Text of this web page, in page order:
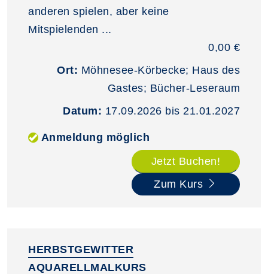
anderen spielen, aber keine
Mitspielenden ...
0,00 €
Ort: Möhnesee-Körbecke; Haus des
Gastes; Bücher-Leseraum
Datum: 17.09.2026 bis 21.01.2027
Anmeldung möglich
Jetzt Buchen!
Zum Kurs
HERBSTGEWITTER
AQUARELLMALKURS